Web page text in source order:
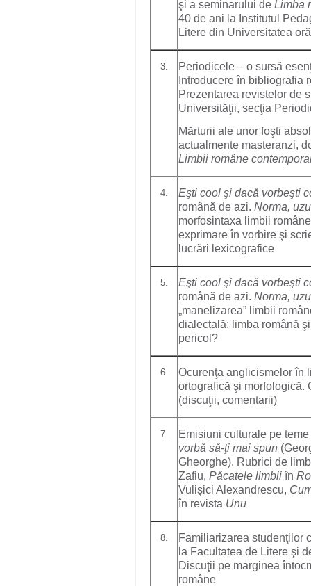
şi a seminarului de Limba
40 de ani la Institutul
Litere din Universitatea
3.
Periodicele – o sursă
Introducere în bibliografia
Prezentarea revistelor de
Universităţii, secţia
Mărturii ale unor foşti
actualmente masteranzi,
Limbii române
4.
Eşti cool şi dacă vorbeşti
română de azi. Norma,
morfosintaxa limbii
exprimare în vorbire şi
lucrări lexicografice
5.
Eşti cool şi dacă vorbeşti
română de azi. Norma,
„manelizarea” limbii
dialectală; limba română
pericol?
6.
Ocurenţa anglicismelor în
ortografică şi morfologică.
(discuţii, comentarii)
7.
Emisiuni culturale pe
vorbă să-ţi mai spun
Gheorghe). Rubrici de
Zafiu, Păcatele limbiiîn
Vulişici Alexandrescu,
în revista Unu
8.
Familiarizarea studenţilor
la Facultatea de Litere şi
Discuţii pe marginea
române